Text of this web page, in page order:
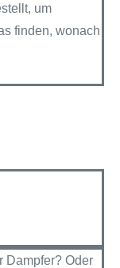
um
finden, wonach
Dampfer? Oder